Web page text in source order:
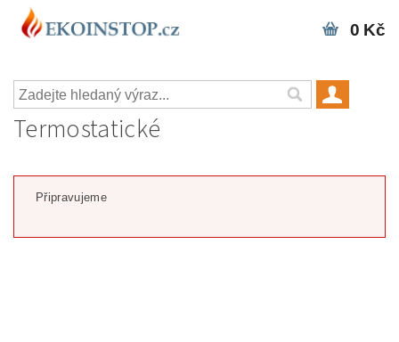
0 Kč
Termostatické
Připravujeme